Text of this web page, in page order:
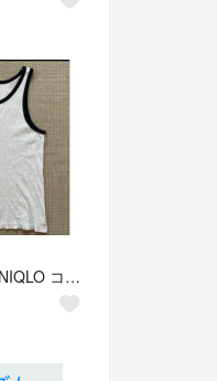
◆00s OLD UNIQLO コットン タンクトップ トレーニングウェア L